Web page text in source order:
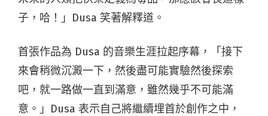
子，哈！」Dusa 笑著解釋道。
首張作品為 Dusa 的音樂生涯拉起序幕，「接下
來會稍微沉澱一下，然後盡可能實驗然後探索
吧，就一路做一直到滿意，雖然幾乎不可能滿
意。」Dusa 表示自己將繼續埋首於創作之中，